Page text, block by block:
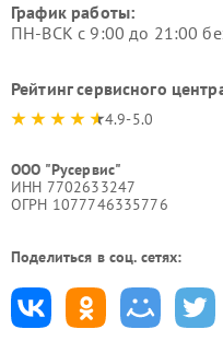
График работы:
ПН-ВСК с 9:00 до 21:00
Рейтинг сервисного
4.9-5.0
ООО "Русервис"
ИНН 7702633247
ОГРН 1077746335776
Поделиться в соц. сетях: